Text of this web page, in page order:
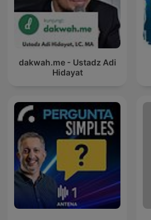
dakwah.me - Ustadz Adi
Hidayat